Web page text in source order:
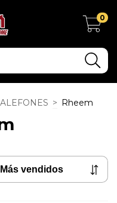
0
> Rheem